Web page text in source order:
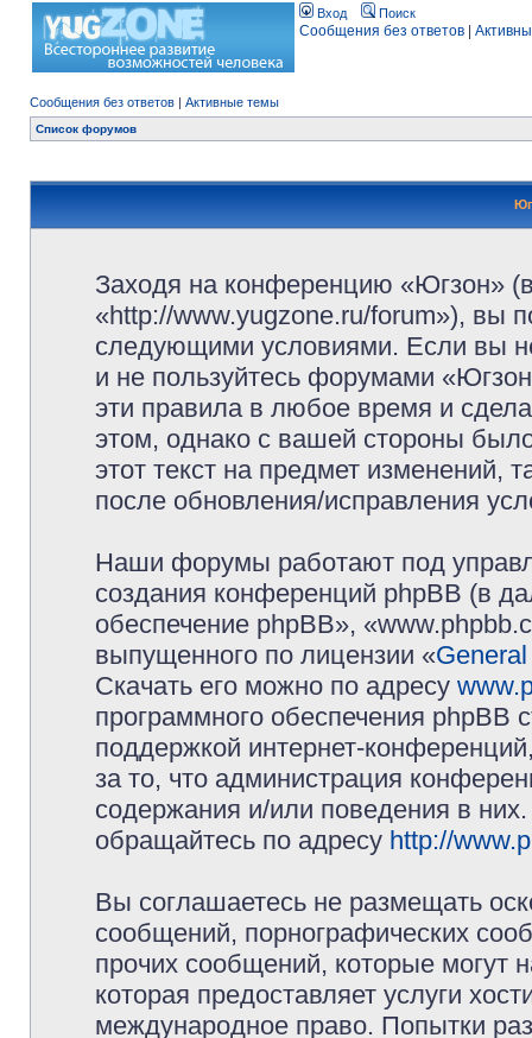
Вход Поиск
Сообщения без ответов
Сообщения без ответов | Активные темы
Список форумов
Заходя на конференцию «Югзон»
«http://www.yugzone.ru/forum»), вы
следующими условиями. Если вы
и не пользуйтесь форумами
эти правила в любое время и
этом, однако с вашей стороны
этот текст на предмет изменений,
после обновления/исправления
Наши форумы работают под
создания конференций phpBB (в
обеспечение phpBB»,
выпущенного по лицензии «
Скачать его можно по адресу
программного обеспечения phpBB
поддержкой интернет-
за то, что администрация
содержания и/или поведения в
обращайтесь по адресу http://
Вы соглашаетесь не размещать
сообщений, порнографических
прочих сообщений, которые могут
которая предоставляет услуги
международное право. Попытки